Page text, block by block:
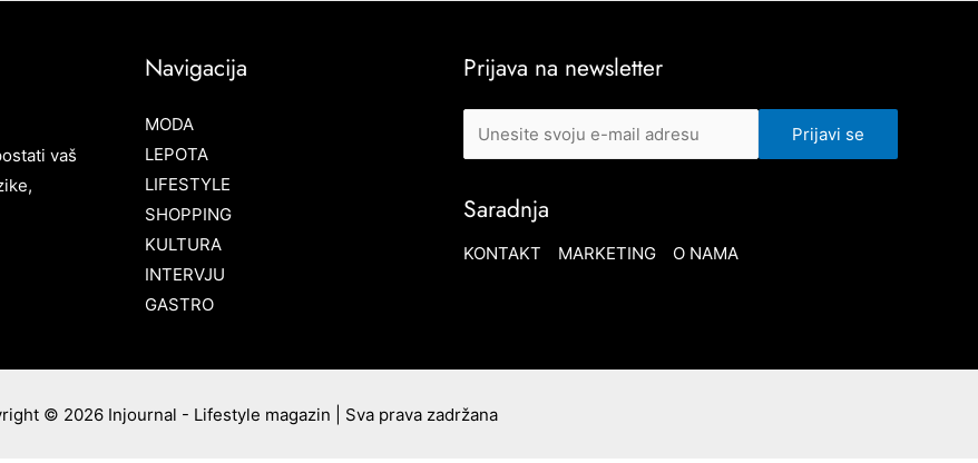
vaš
Navigacija
MODA
LEPOTA
LIFESTYLE
SHOPPING
KULTURA
INTERVJU
GASTRO
Prijava na newsletter
Saradnja
KONTAKT MARKETING O NAMA
© 2026 Injournal - Lifestyle magazin | Sva prava zadržana